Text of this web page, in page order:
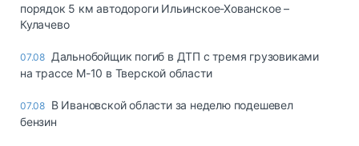
порядок 5 км автодороги Ильинское-Хованское –
Кулачево
07.08 Дальнобойщик погиб в ДТП с тремя грузовиками
на трассе М-10 в Тверской области
07.08 В Ивановской области за неделю подешевел
бензин